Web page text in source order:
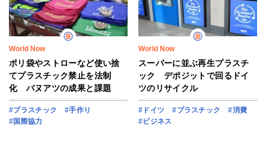
World Now
ポリ袋やストローなど使い捨
てプラスチック禁止を法制
化 バヌアツの成果と課題
#プラスチック
#手作り
#国際協力
World Now
スーパーに並ぶ再生プラスチ
ック デポジットで回るドイ
ツのリサイクル
#ドイツ #プラスチック
#消費
#ビジネス